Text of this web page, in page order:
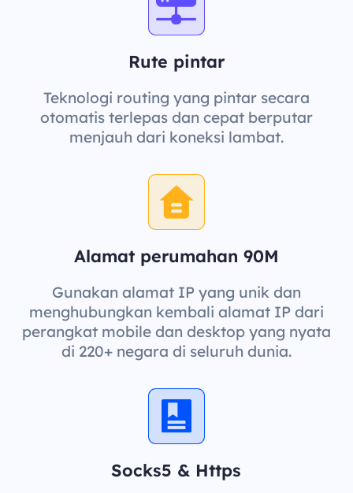
Rute pintar
Teknologi routing yang pintar secara
otomatis terlepas dan cepat berputar
menjauh dari koneksi lambat.
Alamat perumahan 90M
Gunakan alamat IP yang unik dan
menghubungkan kembali alamat IP dari
perangkat mobile dan desktop yang nyata
di 220+ negara di seluruh dunia.
Socks5 & Https